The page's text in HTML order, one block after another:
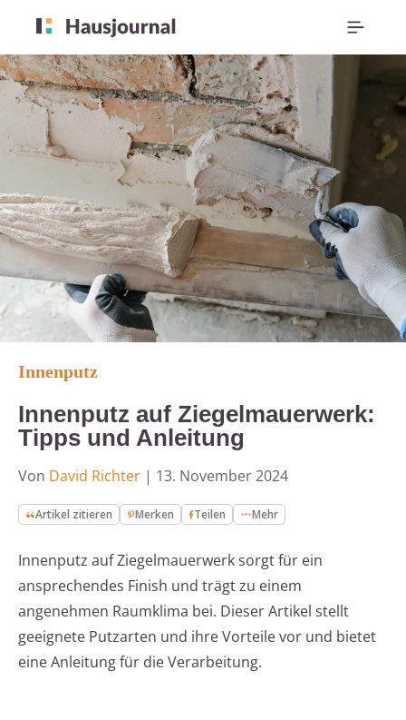
Innenputz
Innenputz auf Ziegelmauerwerk:
Tipps und Anleitung
Von David Richter | 13. November 2024
Artikel zitieren Merken Teilen Mehr
Innenputz auf Ziegelmauerwerk sorgt für ein
ansprechendes Finish und trägt zu einem
angenehmen Raumklima bei. Dieser Artikel stellt
geeignete Putzarten und ihre Vorteile vor und bietet
eine Anleitung für die Verarbeitung.